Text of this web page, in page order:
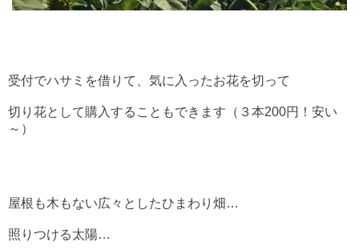
受付でハサミを借りて、気に入ったお花を切って
切り花として購入することもできます（３本200円！安い
～）
屋根も木もない広々としたひまわり畑…
照りつける太陽…